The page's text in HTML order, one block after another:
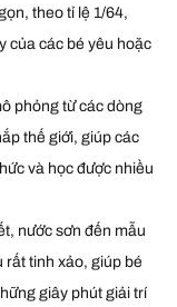
theo tỉ lệ 1/64,
của các bé yêu hoặc
phỏng từ các dòng
thế giới, giúp các
và học được nhiều
nước sơn đến mẫu
rất tinh xảo, giúp bé
giây phút giải trí